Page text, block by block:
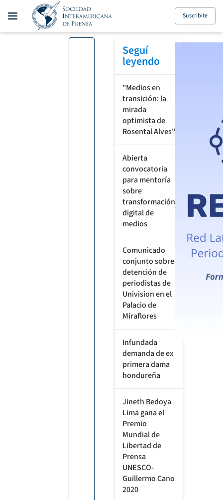
Suscribite
Seguí
leyendo
"Medios en
transición: la
mirada
optimista de
Rosental Alves"
Abierta
convocatoria
para mentoría
sobre
transformación
digital de
medios
Comunicado
conjunto sobre
detención de
periodistas de
Univision en el
Palacio de
Miraflores
Infundada
demanda de ex
primera dama
hondureña
Jineth Bedoya
Lima gana el
Premio
Mundial de
Libertad de
Prensa
UNESCO-
Guillermo Cano
2020